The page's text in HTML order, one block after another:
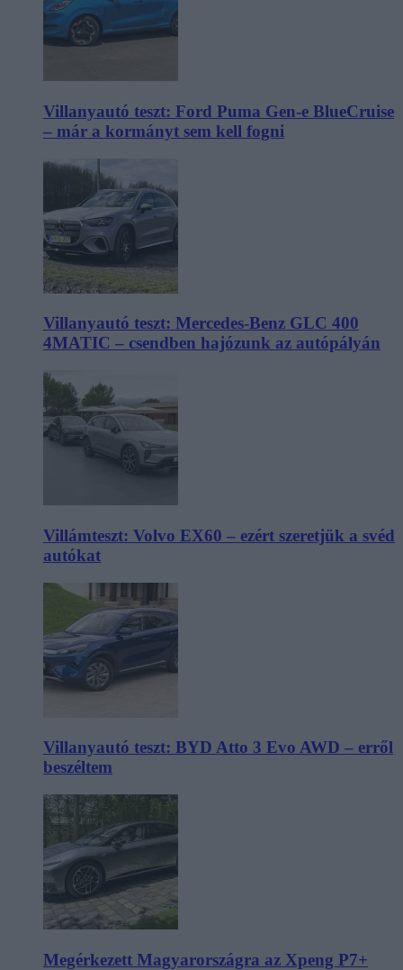
Villanyautó teszt: Ford Puma Gen-e BlueCruise
– már a kormányt sem kell fogni
Villanyautó teszt: Mercedes-Benz GLC 400
4MATIC – csendben hajózunk az autópályán
Villámteszt: Volvo EX60 – ezért szeretjük a svéd
autókat
Villanyautó teszt: BYD Atto 3 Evo AWD – erről
beszéltem
Megérkezett Magyarországra az Xpeng P7+